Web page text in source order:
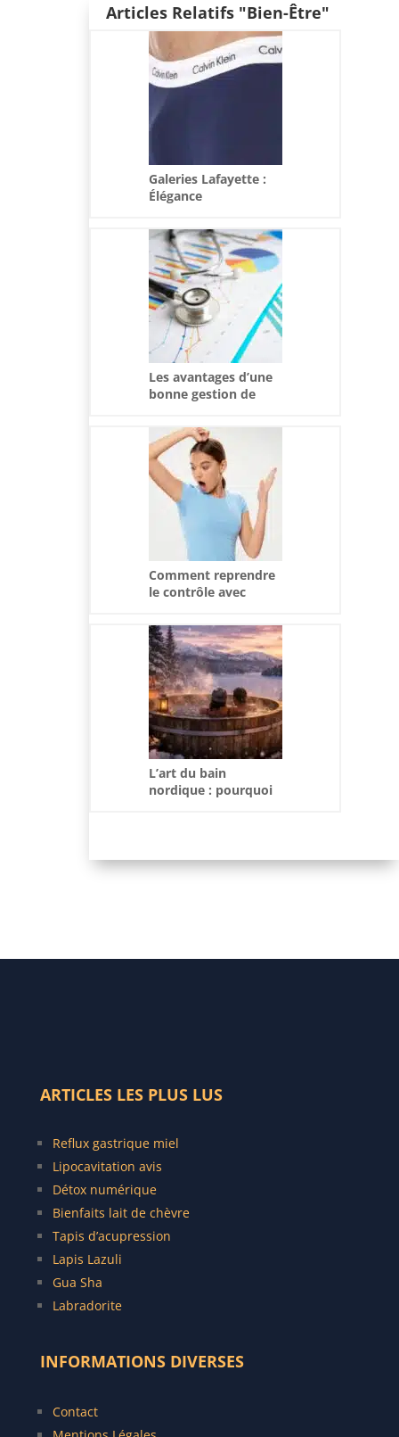
Articles Relatifs "Bien-Être"
Galeries Lafayette :
Élégance
travers les caleçons
Calvin Klein
Les avantages d’une
bonne gestion de
quotidien
Comment reprendre
le contrôle avec
L’art du bain
nordique : pourquoi
ARTICLES LES PLUS LUS
Reflux gastrique miel
Lipocavitation avis
Détox numérique
Bienfaits lait de chèvre
Tapis d’acupression
Lapis Lazuli
Gua Sha
Labradorite
INFORMATIONS DIVERSES
Contact